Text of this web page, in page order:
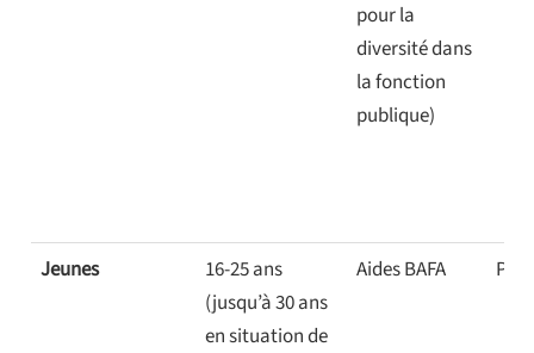
pour la
diversité dans
la fonction
publique)
Jeunes
16-25 ans
(jusqu’à 30 ans
en situation de
Aides BAFA